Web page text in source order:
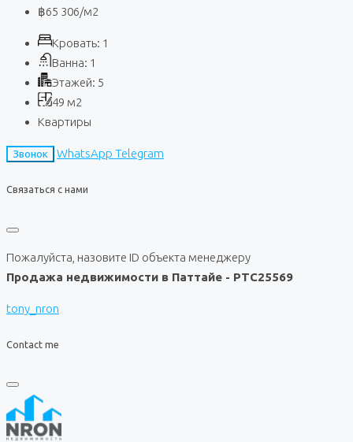
฿65 306/м2
Кровать: 1
Ванна: 1
Этажей: 5
49 м2
Квартиры
Звонок WhatsApp Telegram
Связаться с нами
Пожалуйста, назовите ID объекта менеджеру
Продажа недвижимости в Паттайе - PTC25569
tony_nron
Contact me